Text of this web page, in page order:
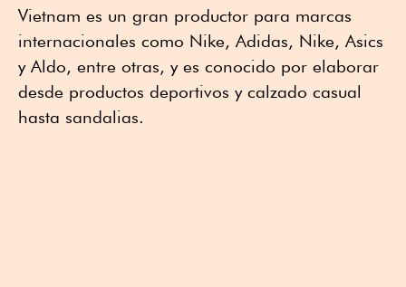
Vietnam es un gran productor para marcas
internacionales como Nike, Adidas, Nike, Asics
y Aldo, entre otras, y es conocido por elaborar
desde productos deportivos y calzado casual
hasta sandalias.